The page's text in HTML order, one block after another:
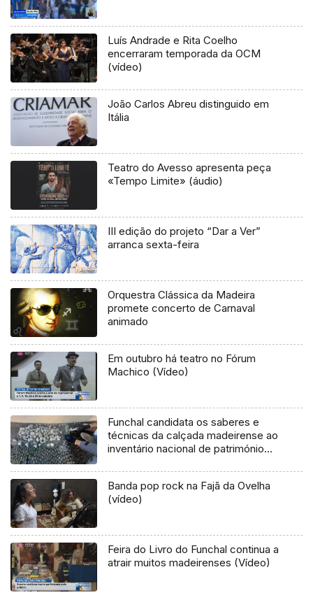
Luís Andrade e Rita Coelho
encerraram temporada da OCM
(vídeo)
João Carlos Abreu distinguido em
Itália
Teatro do Avesso apresenta peça
«Tempo Limite» (áudio)
III edição do projeto “Dar a Ver”
arranca sexta-feira
Orquestra Clássica da Madeira
promete concerto de Carnaval
animado
Em outubro há teatro no Fórum
Machico (Vídeo)
Funchal candidata os saberes e
técnicas da calçada madeirense ao
inventário nacional de património
Banda pop rock na Fajã da Ovelha
(vídeo)
Feira do Livro do Funchal continua a
atrair muitos madeirenses (Vídeo)